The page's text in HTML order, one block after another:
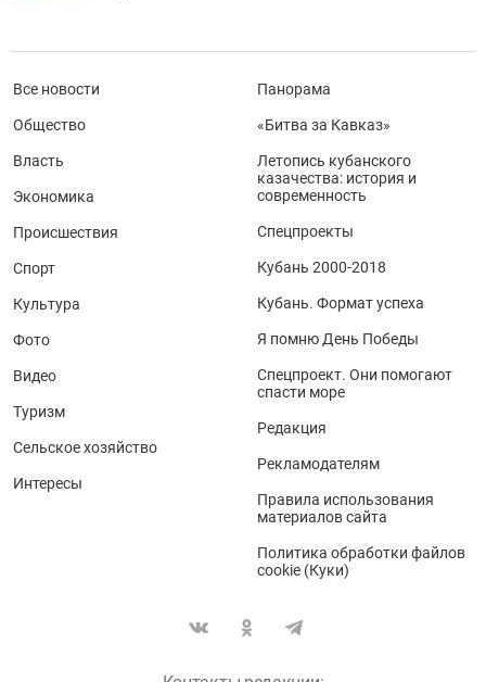
Все новости
Общество
Власть
Экономика
Происшествия
Спорт
Культура
Фото
Видео
Туризм
Сельское хозяйство
Интересы
Панорама
«Битва за Кавказ»
Летопись кубанского
казачества: история и
современность
Спецпроекты
Кубань 2000-2018
Кубань. Формат успеха
Я помню День Победы
Спецпроект. Они помогают
спасти море
Редакция
Рекламодателям
Правила использования
материалов сайта
Политика обработки файлов
cookie (Куки)